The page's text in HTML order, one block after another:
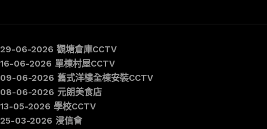
29-06-2026 觀塘倉庫CCTV
16-06-2026 單棟村屋CCTV
09-06-2026 舊式洋樓全棟安裝CCTV
08-06-2026 元朗美食店
13-05-2026 學校CCTV
25-03-2026 浸信會